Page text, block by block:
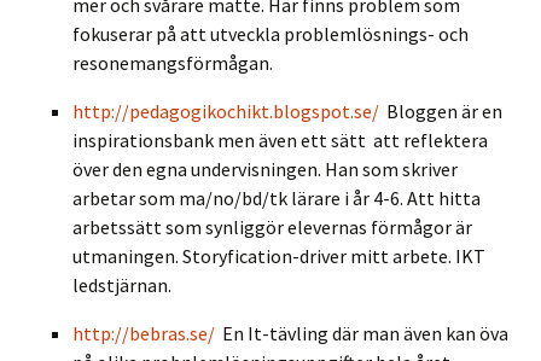
mer och svårare matte. Här finns problem som
fokuserar på att utveckla problemlösnings- och
resonemangsförmågan.
http://pedagogikochikt.blogspot.se/ Bloggen är en
inspirationsbank men även ett sätt att reflektera
över den egna undervisningen. Han som skriver
arbetar som ma/no/bd/tk lärare i år 4-6. Att hitta
arbetssätt som synliggör elevernas förmågor är
utmaningen. Storyfication-driver mitt arbete. IKT
ledstjärnan.
http://bebras.se/ En It-tävling där man även kan öva